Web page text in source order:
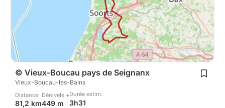
© Vieux-Boucau pays de Seignanx
Vieux-Boucau-les-Bains
Distance
81,2 km
Dénivelé +
449 m
Durée estim.
3h31